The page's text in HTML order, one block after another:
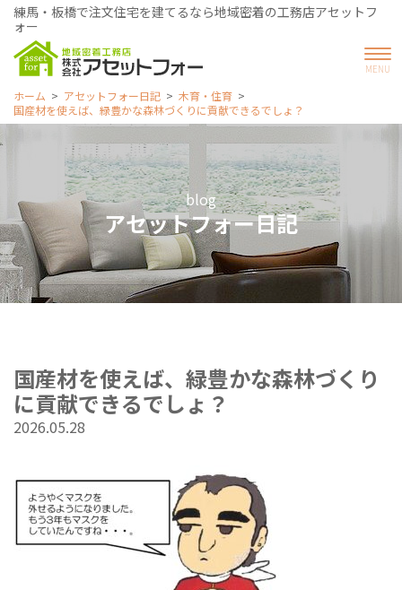
練馬・板橋で注文住宅を建てるなら地域密着の工務店アセットフ
ォー
ホーム アセットフォー日記
木育・住育
国産材を使えば、緑豊かな森林づくりに貢献できるでしょ？
blog
アセットフォー日記
国産材を使えば、緑豊かな森林づくり
に貢献できるでしょ？
2026.05.28